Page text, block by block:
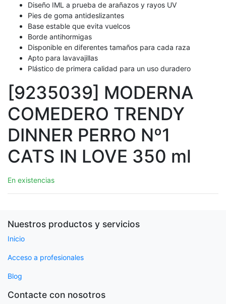
Diseño IML a prueba de arañazos y rayos UV
Pies de goma antideslizantes
Base estable que evita vuelcos
Borde antihormigas
Disponible en diferentes tamaños para cada raza
Apto para lavavajillas
Plástico de primera calidad para un uso duradero
[9235039] MODERNA
COMEDERO TRENDY
DINNER PERRO Nº1
CATS IN LOVE 350 ml
En existencias
Nuestros productos y servicios
Inicio
Acceso a profesionales
Blog
Contacte con nosotros